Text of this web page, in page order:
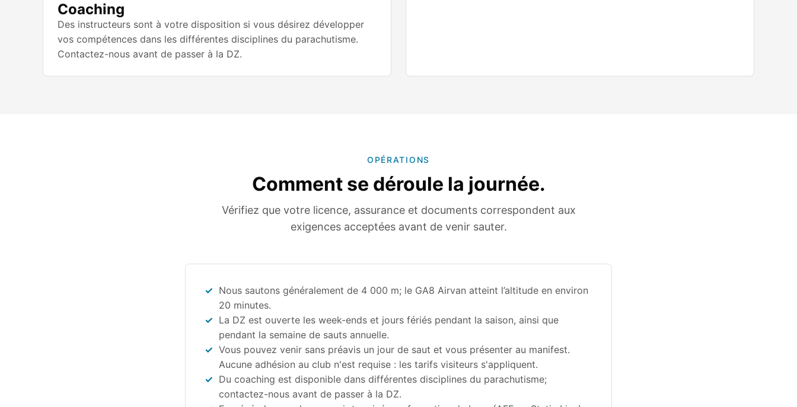
Coaching
Des instructeurs sont à votre disposition si vous désirez développer
vos compétences dans les différentes disciplines du parachutisme.
Contactez-nous avant de passer à la DZ.
OPÉRATIONS
Comment se déroule la journée.
Vérifiez que votre licence, assurance et documents correspondent aux
exigences acceptées avant de venir sauter.
Nous sautons généralement de 4 000 m; le GA8 Airvan atteint l’altitude en environ
20 minutes.
La DZ est ouverte les week-ends et jours fériés pendant la saison, ainsi que
pendant la semaine de sauts annuelle.
Vous pouvez venir sans préavis un jour de saut et vous présenter au manifest.
Aucune adhésion au club n'est requise : les tarifs visiteurs s'appliquent.
Du coaching est disponible dans différentes disciplines du parachutisme;
contactez-nous avant de passer à la DZ.